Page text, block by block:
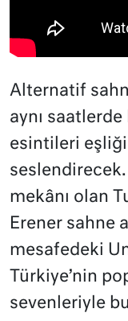
Alternatif
aynı
esintileri
mekânı olan
Erener sahne
mesafedeki
Türkiye’nin
sevenleriyle